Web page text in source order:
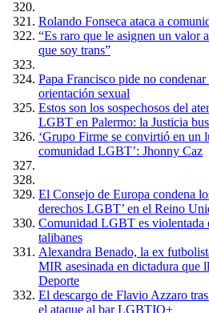
Rolando Fonseca ataca a
“Es raro que le asignen un valor
que soy trans”
Papa Francisco pide no
orientación sexual
Estos son los sospechosos del
LGBT en Palermo: la Justicia
‘Grupo Firme se convirtió en un
comunidad LGBT’: Jhonny Caz
El Consejo de Europa condena
derechos LGBT’ en el Reino
Comunidad LGBT es violentada
talibanes
Alexandra Benado, la ex
MIR asesinada en dictadura que
Deporte
El descargo de Flavio Azzaro
el ataque al bar LGBTIQ+